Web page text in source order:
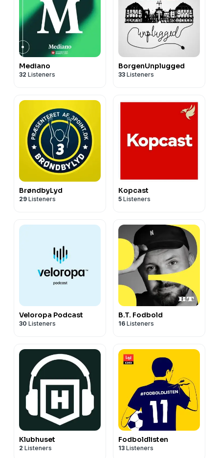
Mediano
32 Listeners
BorgenUnplugged
33 Listeners
BrøndbyLyd
29 Listeners
Kopcast
5 Listeners
Veloropa Podcast
30 Listeners
B.T. Fodbold
16 Listeners
Klubhuset
2 Listeners
Fodboldlisten
13 Listeners